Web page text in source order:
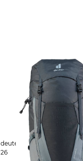
deuter | Wanderrucksack FUTURA
26